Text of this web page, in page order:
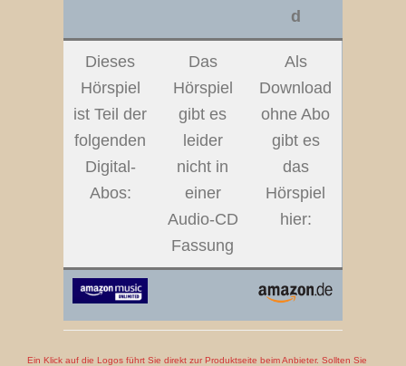
d
Dieses
Hörspiel
ist Teil der
folgenden
Digital-
Abos:
Das
Hörspiel
gibt es
leider
nicht in
einer
Audio-CD
Fassung
Als
Download
ohne Abo
gibt es
das
Hörspiel
hier:
Ein Klick auf die Logos führt Sie direkt zur Produktseite beim Anbieter. Sollten Sie